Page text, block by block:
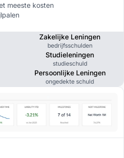
meeste kosten
Zakelijke Leningen
bedrijfsschulden
Studieleningen
studieschuld
Persoonlijke Leningen
ongedekte schuld